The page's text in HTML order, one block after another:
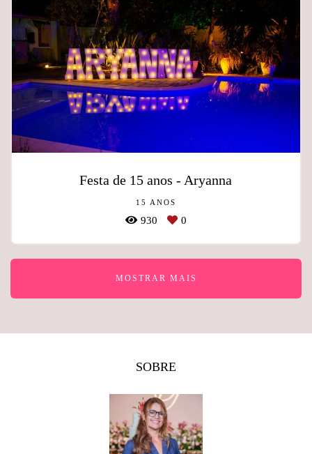
Festa de 15 anos - Aryanna
15 ANOS
930 0
MOSTRAR MAIS
SOBRE